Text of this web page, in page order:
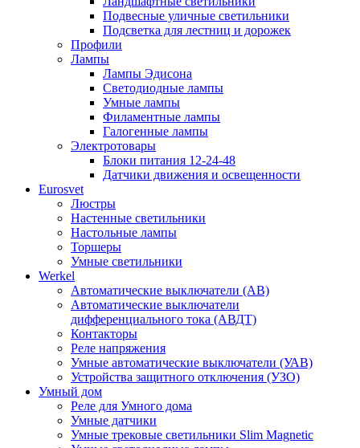
Подвесные уличные светильники
Подсветка для лестниц и дорожек
Профили
Лампы
Лампы Эдисона
Светодиодные лампы
Умные лампы
Филаментные лампы
Галогенные лампы
Электротовары
Блоки питания 12-24-48
Датчики движения и освещенности
Eurosvet
Люстры
Настенные светильники
Настольные лампы
Торшеры
Умные светильники
Werkel
Автоматические выключатели (АВ)
Автоматические выключатели
дифференциального тока (АВДТ)
Контакторы
Реле напряжения
Умные автоматические выключатели (УАВ)
Устройства защитного отключения (УЗО)
Умный дом
Реле для Умного дома
Умные датчики
Умные трековые светильники Slim Magnetic